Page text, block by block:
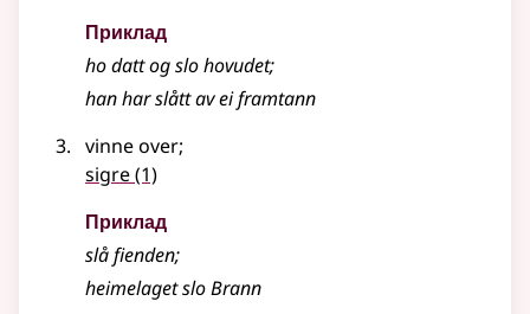
Приклад
ho datt og slo hovudet;
han har slått av ei framtann
vinne over;
sigre(1)
Приклад
slå fienden;
heimelaget slo Brann